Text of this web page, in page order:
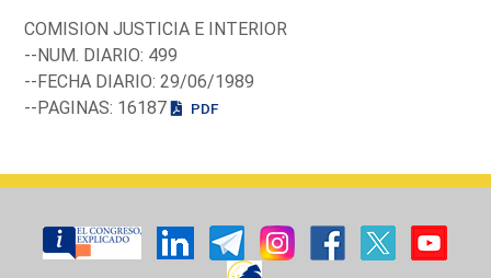
COMISION JUSTICIA E INTERIOR
--NUM. DIARIO: 499
--FECHA DIARIO: 29/06/1989
--PAGINAS: 16187
PDF